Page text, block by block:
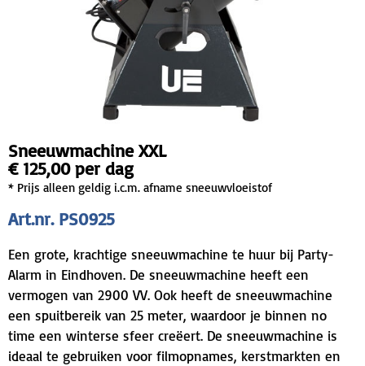
Sneeuwmachine XXL
€ 125,00 per dag
* Prijs alleen geldig i.c.m. afname sneeuwvloeistof
Art.nr. PS0925
Een grote, krachtige sneeuwmachine te huur bij Party-
Alarm in Eindhoven. De sneeuwmachine heeft een
vermogen van 2900 VV. Ook heeft de sneeuwmachine
een spuitbereik van 25 meter, waardoor je binnen no
time een winterse sfeer creëert. De sneeuwmachine is
ideaal te gebruiken voor filmopnames, kerstmarkten en